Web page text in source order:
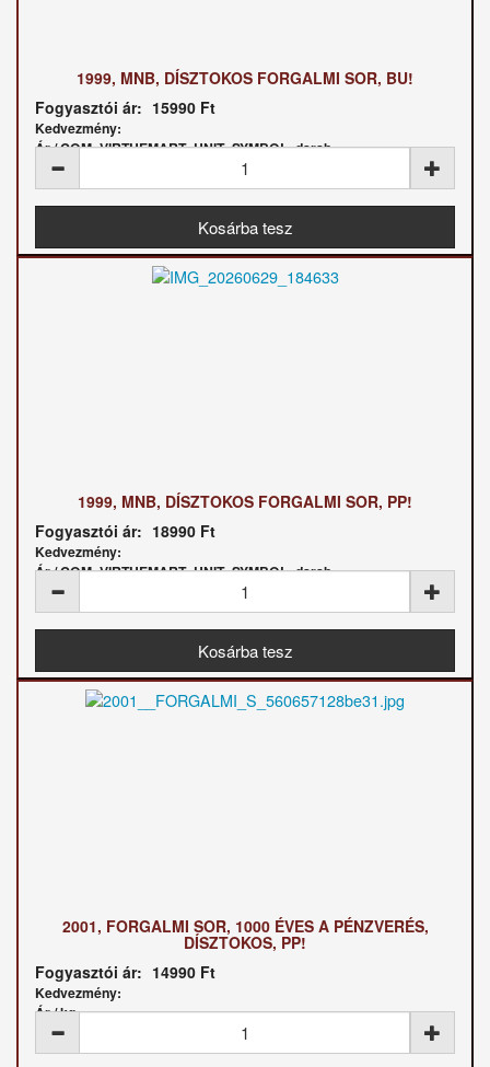
1999, MNB, DÍSZTOKOS FORGALMI SOR, BU!
Fogyasztói ár: 15990 Ft
Kedvezmény:
Ár / COM_VIRTUEMART_UNIT_SYMBOL_darab:
1999, MNB, DÍSZTOKOS FORGALMI SOR, PP!
Fogyasztói ár: 18990 Ft
Kedvezmény:
Ár / COM_VIRTUEMART_UNIT_SYMBOL_darab:
2001, FORGALMI SOR, 1000 ÉVES A PÉNZVERÉS,
DÍSZTOKOS, PP!
Fogyasztói ár: 14990 Ft
Kedvezmény:
Ár / kg: